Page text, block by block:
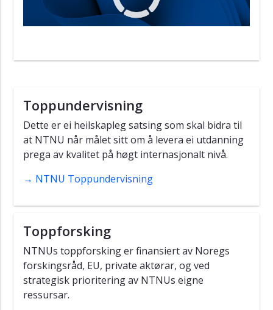
Toppundervisning
Dette er ei heilskapleg satsing som skal bidra til
at NTNU når målet sitt om å levera ei utdanning
prega av kvalitet på høgt internasjonalt nivå.
→ NTNU Toppundervisning
Toppforsking
NTNUs toppforsking er finansiert av Noregs
forskingsråd, EU, private aktørar, og ved
strategisk prioritering av NTNUs eigne
ressursar.